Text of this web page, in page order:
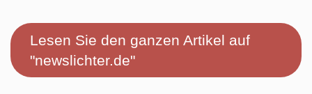
Lesen Sie den ganzen Artikel auf
"newslichter.de"